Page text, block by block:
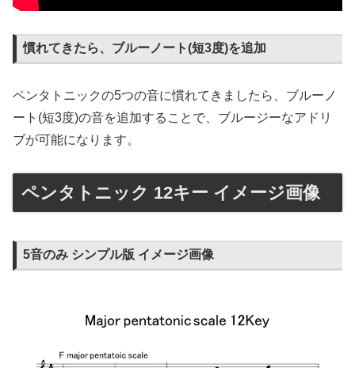
慣れてきたら、ブルーノート(短3度)を追加
ペンタトニックの5つの音に慣れてきましたら、ブルーノ
ート(短3度)の音を追加することで、ブルージーなアドリ
ブが可能になります。
ペンタトニック 12キー イメージ画像
5音のみ シンプル版 イメージ画像